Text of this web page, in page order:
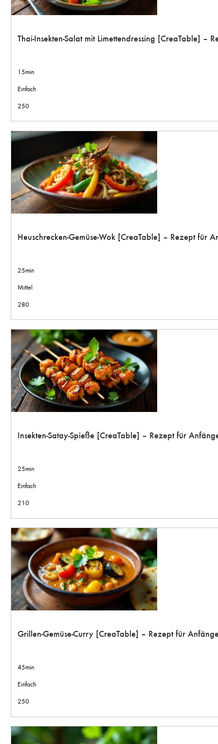
Thai-Insekten-Salat mit Limettendressing [CreaTable] –
15min
Einfach
250
Heuschrecken-Gemüse-Wok [CreaTable] – Rezept für
25min
Mittel
280
Insekten-Satay-Spieße [CreaTable] – Rezept für
25min
Einfach
210
Grillen-Gemüse-Curry [CreaTable] – Rezept für
45min
Einfach
250